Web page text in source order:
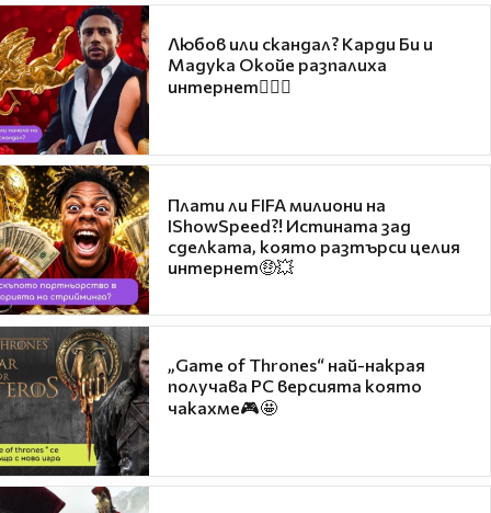
Любов или скандал? Карди Би и
Мадука Окойе разпалиха
интернет❤️‍🔥🔥
Плати ли FIFA милиони на
IShowSpeed?! Истината зад
сделката, която разтърси целия
интернет🤑💥
„Game of Thrones“ най-накрая
получава PC версията която
чакахме🎮🤩